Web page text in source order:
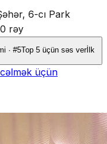
6-cı Park
0 rəy
· #5Top 5 üçün səs verİlk
üçün